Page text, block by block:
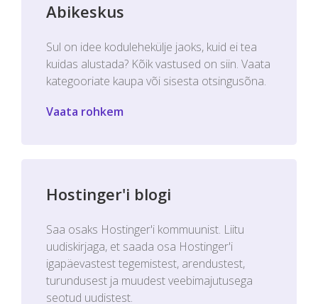
Abikeskus
Sul on idee kodulehekülje jaoks, kuid ei tea
kuidas alustada? Kõik vastused on siin. Vaata
kategooriate kaupa või sisesta otsingusõna.
Vaata rohkem
Hostinger'i blogi
Saa osaks Hostinger'i kommuunist. Liitu
uudiskirjaga, et saada osa Hostinger'i
igapäevastest tegemistest, arendustest,
turundusest ja muudest veebimajutusega
seotud uudistest.